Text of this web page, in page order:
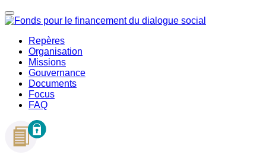
Repères
Organisation
Missions
Gouvernance
Documents
Focus
FAQ